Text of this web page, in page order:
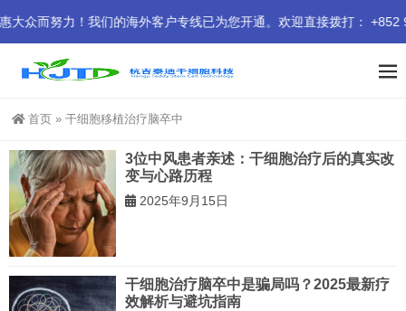
众而努力！我们的海外客户专线已为您开通。欢迎直接拨打： +852
首页 » 干细胞移植治疗脑卒中
3位中风患者亲述：干细胞治疗后的真实改
变与心路历程
2025年9月15日
干细胞治疗脑卒中是骗局吗？2025最新疗
效解析与避坑指南